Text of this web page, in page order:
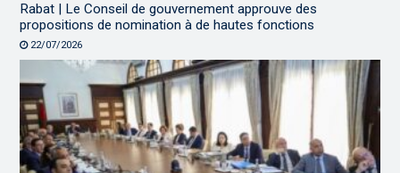
Rabat | Le Conseil de gouvernement approuve des
propositions de nomination à de hautes fonctions
22/07/2026